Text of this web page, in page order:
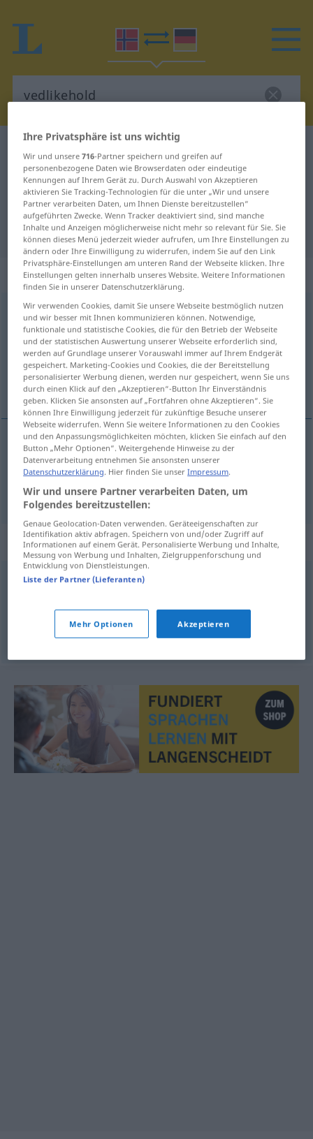
Norwegisch-Deutsch Übersetzung
für "vedlikehold"
"vedlikehold" Deutsch Übersetzung
„vedlikehold“: Neutrum
vedlikeholdn
Übersicht aller Übersetzungen
(Für mehr Details die Übersetzung anklicken/antippen)
Wartung, Erhaltung
Wartungf vedlikehold
Erhaltung fGebäude vedlikehold
Synonyme für "vedlikehold"
stell
Ihre Privatsphäre ist uns wichtig
Wir und unsere716-Partner speichern und greifen auf
personenbezogene Daten wie Browserdaten oder eindeutige
Kennungen auf Ihrem Gerät zu. Durch Auswahl von Akzeptieren
aktivieren Sie Tracking-Technologien für die unter „Wir und unsere
Partner verarbeiten Daten, um Ihnen Dienste bereitzustellen“
aufgeführten Zwecke. Wenn Tracker deaktiviert sind, sind manche
Inhalte und Anzeigen möglicherweise nicht mehr so relevant für Sie. Sie
können dieses Menü jederzeit wieder aufrufen, um Ihre Einstellungen zu
ändern oder Ihre Einwilligung zu widerrufen, indem Sie auf den Link
Privatsphäre-Einstellungen am unteren Rand der Webseite klicken. Ihre
Einstellungen gelten innerhalb unseres Website. Weitere Informationen
finden Sie in unserer Datenschutzerklärung.
Wir verwenden Cookies, damit Sie unsere Webseite bestmöglich nutzen
und wir besser mit Ihnen kommunizieren können. Notwendige,
funktionale und statistische Cookies, die für den Betrieb der Webseite
und der statistischen Auswertung unserer Webseite erforderlich sind,
werden auf Grundlage unserer Vorauswahl immer auf Ihrem Endgerät
gespeichert. Marketing-Cookies und Cookies, die der Bereitstellung
personalisierter Werbung dienen, werden nur gespeichert, wenn Sie uns
durch einen Klick auf den „Akzeptieren“-Button Ihr Einverständnis
geben. Klicken Sie ansonsten auf „Fortfahren ohne Akzeptieren“. Sie
können Ihre Einwilligung jederzeit für zukünftige Besuche unserer
Webseite widerrufen. Wenn Sie weitere Informationen zu den Cookies
und den Anpassungsmöglichkeiten möchten, klicken Sie einfach auf den
Button „Mehr Optionen“. Weitergehende Hinweise zu der
Datenverarbeitung entnehmen Sie ansonsten unserer
Datenschutzerklärung. Hier finden Sie unserImpressum.
Wir und unsere Partner verarbeiten Daten, um
Folgendes bereitzustellen:
Genaue Geolocation-Daten verwenden. Geräteeigenschaften zur
Identifikation aktiv abfragen. Speichern von und/oder Zugriff auf
Informationen auf einem Gerät. Personalisierte Werbung und Inhalte,
Messung von Werbung und Inhalten, Zielgruppenforschung und
Entwicklung von Dienstleistungen.
Liste der Partner (Lieferanten)
Mehr Optionen Akzeptieren